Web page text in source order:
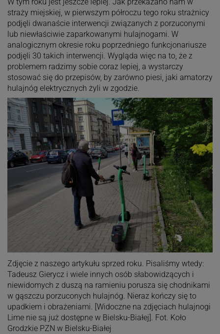
straży miejskiej, w pierwszym półroczu tego roku strażnicy
podjęli dwanaście interwencji związanych z porzuconymi
lub niewłaściwie zaparkowanymi hulajnogami. W
analogicznym okresie roku poprzedniego funkcjonariusze
podjęli 30 takich interwencji. Wygląda więc na to, że z
problemem radzimy sobie coraz lepiej, a wystarczy
stosować się do przepisów, by zarówno piesi, jaki amatorzy
hulajnóg elektrycznych żyli w zgodzie.
Zdjęcie z naszego artykułu sprzed roku. Pisaliśmy wtedy:
Tadeusz Gierycz i wiele innych osób słabowidzących i
niewidomych z duszą na ramieniu porusza się chodnikami
w gąszczu porzuconych hulajnóg. Nieraz kończy się to
upadkiem i obrażeniami. [Widoczne na zdjęciach hulajnogi
Lime nie są już dostępne w Bielsku-Białej]. Fot. Koło
Grodzkie PZN w Bielsku-Białej